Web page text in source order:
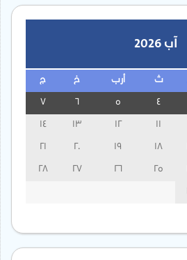
آب 2026
ث أرب خ ج
13
14
18
19
20
21
25
26
27
28